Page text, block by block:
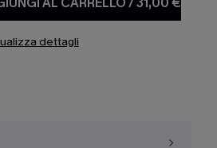
dettagli